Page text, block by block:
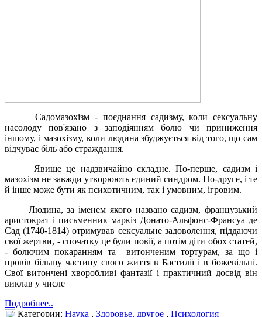
Садомазохізм - поєднання садизму, коли сексуальну
насолоду пов'язано з заподіянням болю чи приниження
іншому, і мазохізму, коли людина збуджується від того, що сам
відчуває біль або страждання.
Явище це надзвичайно складне. По-перше, садизм і
мазохізм не завжди утворюють єдиний синдром. По-друге, і те
й інше може бути як психотичним, так і умовним, ігровим.
Людина, за іменем якого названо садизм, французький
аристократ і письменник маркіз Донато-Альфонс-Франсуа де
Сад (1740-1814) отримував сексуальне задоволення, піддаючи
свої жертви, - спочатку це були повії, а потім діти обох статей,
- болючим покаранням та витонченим тортурам, за що і
провів більшу частину свого життя в Бастилії і в божевільні.
Свої витончені хворобливі фантазії і практичний досвід він
виклав у числе
Подробнее..
Категории: Наука , Здоровье, другое , Психология